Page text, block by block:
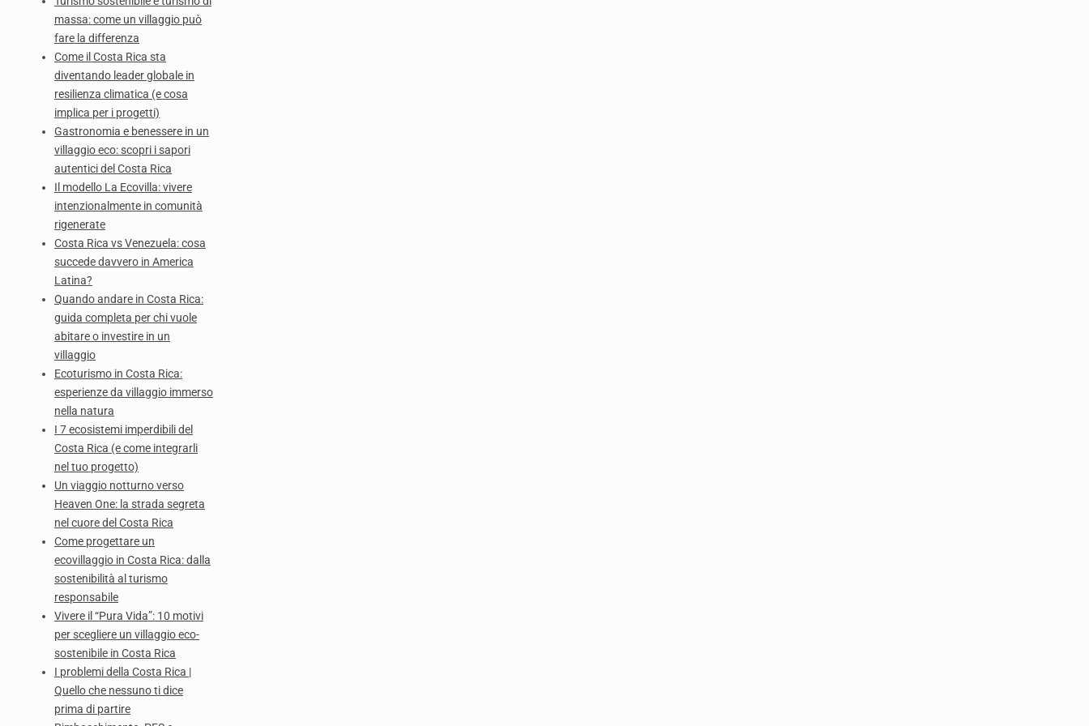
massa: come un villaggio può
fare la differenza
Come il Costa Rica sta
diventando leader globale in
resilienza climatica (e cosa
implica per i progetti)
Gastronomia e benessere in un
villaggio eco: scopri i sapori
autentici del Costa Rica
Il modello La Ecovilla: vivere
intenzionalmente in comunità
rigenerate
Costa Rica vs Venezuela: cosa
succede davvero in America
Latina?
Quando andare in Costa Rica:
guida completa per chi vuole
abitare o investire in un
villaggio
Ecoturismo in Costa Rica:
esperienze da villaggio immerso
nella natura
I 7 ecosistemi imperdibili del
Costa Rica (e come integrarli
nel tuo progetto)
Un viaggio notturno verso
Heaven One: la strada segreta
nel cuore del Costa Rica
Come progettare un
ecovillaggio in Costa Rica: dalla
sostenibilità al turismo
responsabile
Vivere il “Pura Vida”: 10 motivi
per scegliere un villaggio eco-
sostenibile in Costa Rica
I problemi della Costa Rica |
Quello che nessuno ti dice
prima di partire